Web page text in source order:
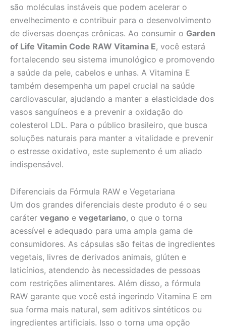
são moléculas instáveis que podem acelerar o
envelhecimento e contribuir para o desenvolvimento
de diversas doenças crônicas. Ao consumir o Garden
of Life Vitamin Code RAW Vitamina E, você estará
fortalecendo seu sistema imunológico e promovendo
a saúde da pele, cabelos e unhas. A Vitamina E
também desempenha um papel crucial na saúde
cardiovascular, ajudando a manter a elasticidade dos
vasos sanguíneos e a prevenir a oxidação do
colesterol LDL. Para o público brasileiro, que busca
soluções naturais para manter a vitalidade e prevenir
o estresse oxidativo, este suplemento é um aliado
indispensável.
Diferenciais da Fórmula RAW e Vegetariana
Um dos grandes diferenciais deste produto é o seu
caráter vegano e vegetariano, o que o torna
acessível e adequado para uma ampla gama de
consumidores. As cápsulas são feitas de ingredientes
vegetais, livres de derivados animais, glúten e
laticínios, atendendo às necessidades de pessoas
com restrições alimentares. Além disso, a fórmula
RAW garante que você está ingerindo Vitamina E em
sua forma mais natural, sem aditivos sintéticos ou
ingredientes artificiais. Isso o torna uma opção